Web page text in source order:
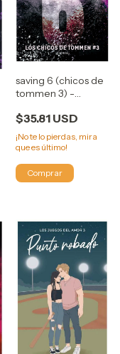
saving 6 (chicos de
tommen 3) -
$35.81 USD
¡No te lo pierdas, mira
que es último!